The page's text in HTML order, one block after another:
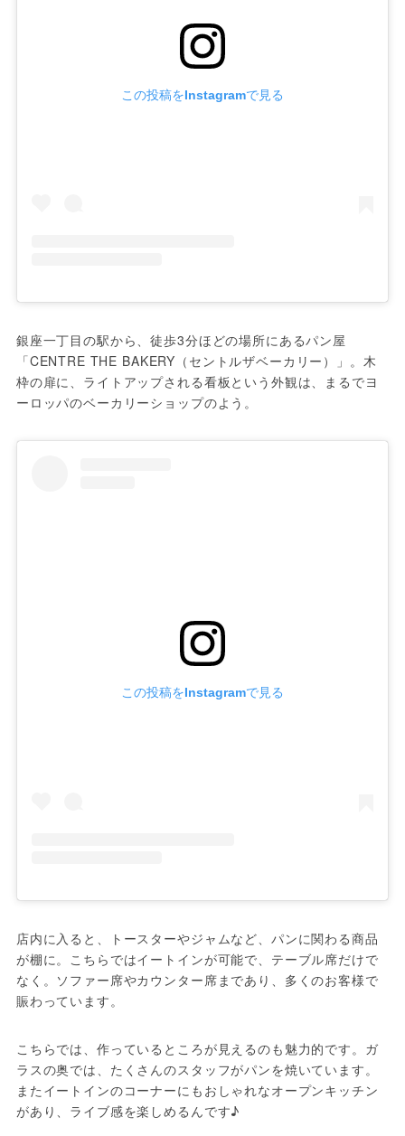
この投稿をInstagramで見る
銀座一丁目の駅から、徒歩3分ほどの場所にあるパン屋
「CENTRE THE BAKERY（セントルザベーカリー）」。木
枠の扉に、ライトアップされる看板という外観は、まるでヨ
ーロッパのベーカリーショップのよう。
この投稿をInstagramで見る
店内に入ると、トースターやジャムなど、パンに関わる商品
が棚に。こちらではイートインが可能で、テーブル席だけで
なく。ソファー席やカウンター席まであり、多くのお客様で
賑わっています。
こちらでは、作っているところが見えるのも魅力的です。ガ
ラスの奥では、たくさんのスタッフがパンを焼いています。
またイートインのコーナーにもおしゃれなオープンキッチン
があり、ライブ感を楽しめるんです♪